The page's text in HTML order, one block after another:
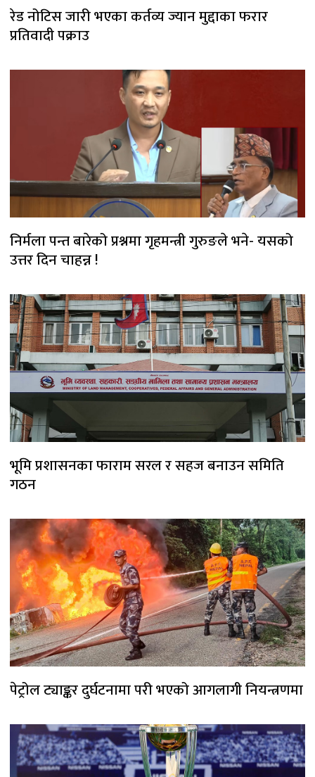
रेड नोटिस जारी भएका कर्तव्य ज्यान मुद्दाका फरार
प्रतिवादी पक्राउ
निर्मला पन्त बारेको प्रश्नमा गृहमन्त्री गुरुङले भने- यसको
उत्तर दिन चाहन्न !
भूमि प्रशासनका फाराम सरल र सहज बनाउन समिति
गठन
पेट्रोल ट्याङ्कर दुर्घटनामा परी भएको आगलागी नियन्त्रणमा